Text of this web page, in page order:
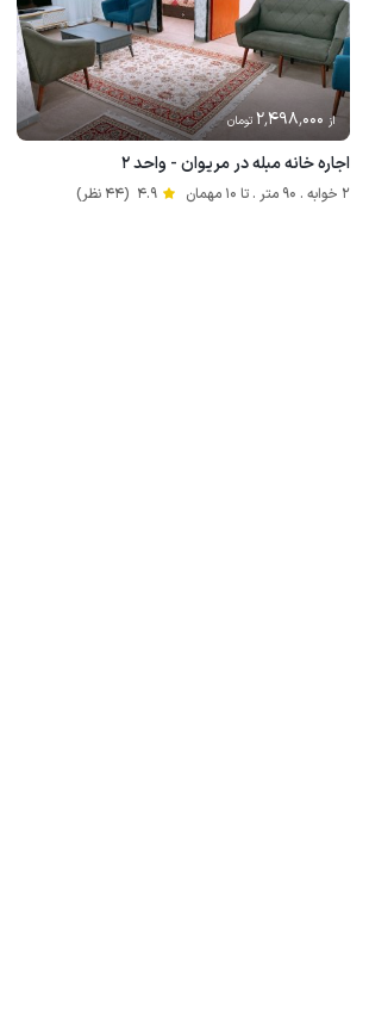
از 2٬498٬000 تومان
اجاره خانه مبله در مریوان - واحد ۲
2 خوابه . 90 متر . تا 10 مهمان 4.9 (44 نظر)